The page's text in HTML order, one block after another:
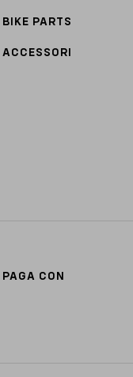
BIKE PARTS
ACCESSORI
PAGA CON